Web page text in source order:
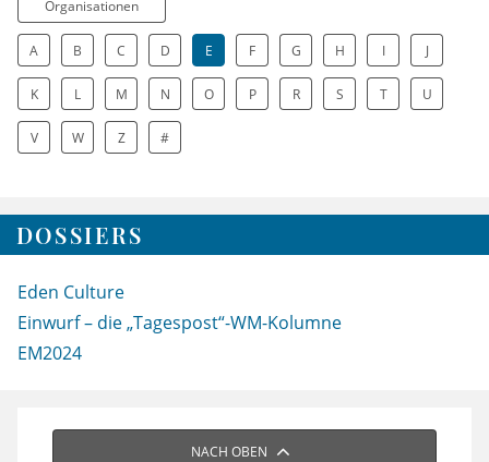
Organisationen
A B C D E F G H I J
K L M N O P R S T U
V W Z #
DOSSIERS
Eden Culture
Einwurf – die „Tagespost“-WM-Kolumne
EM2024
NACH OBEN